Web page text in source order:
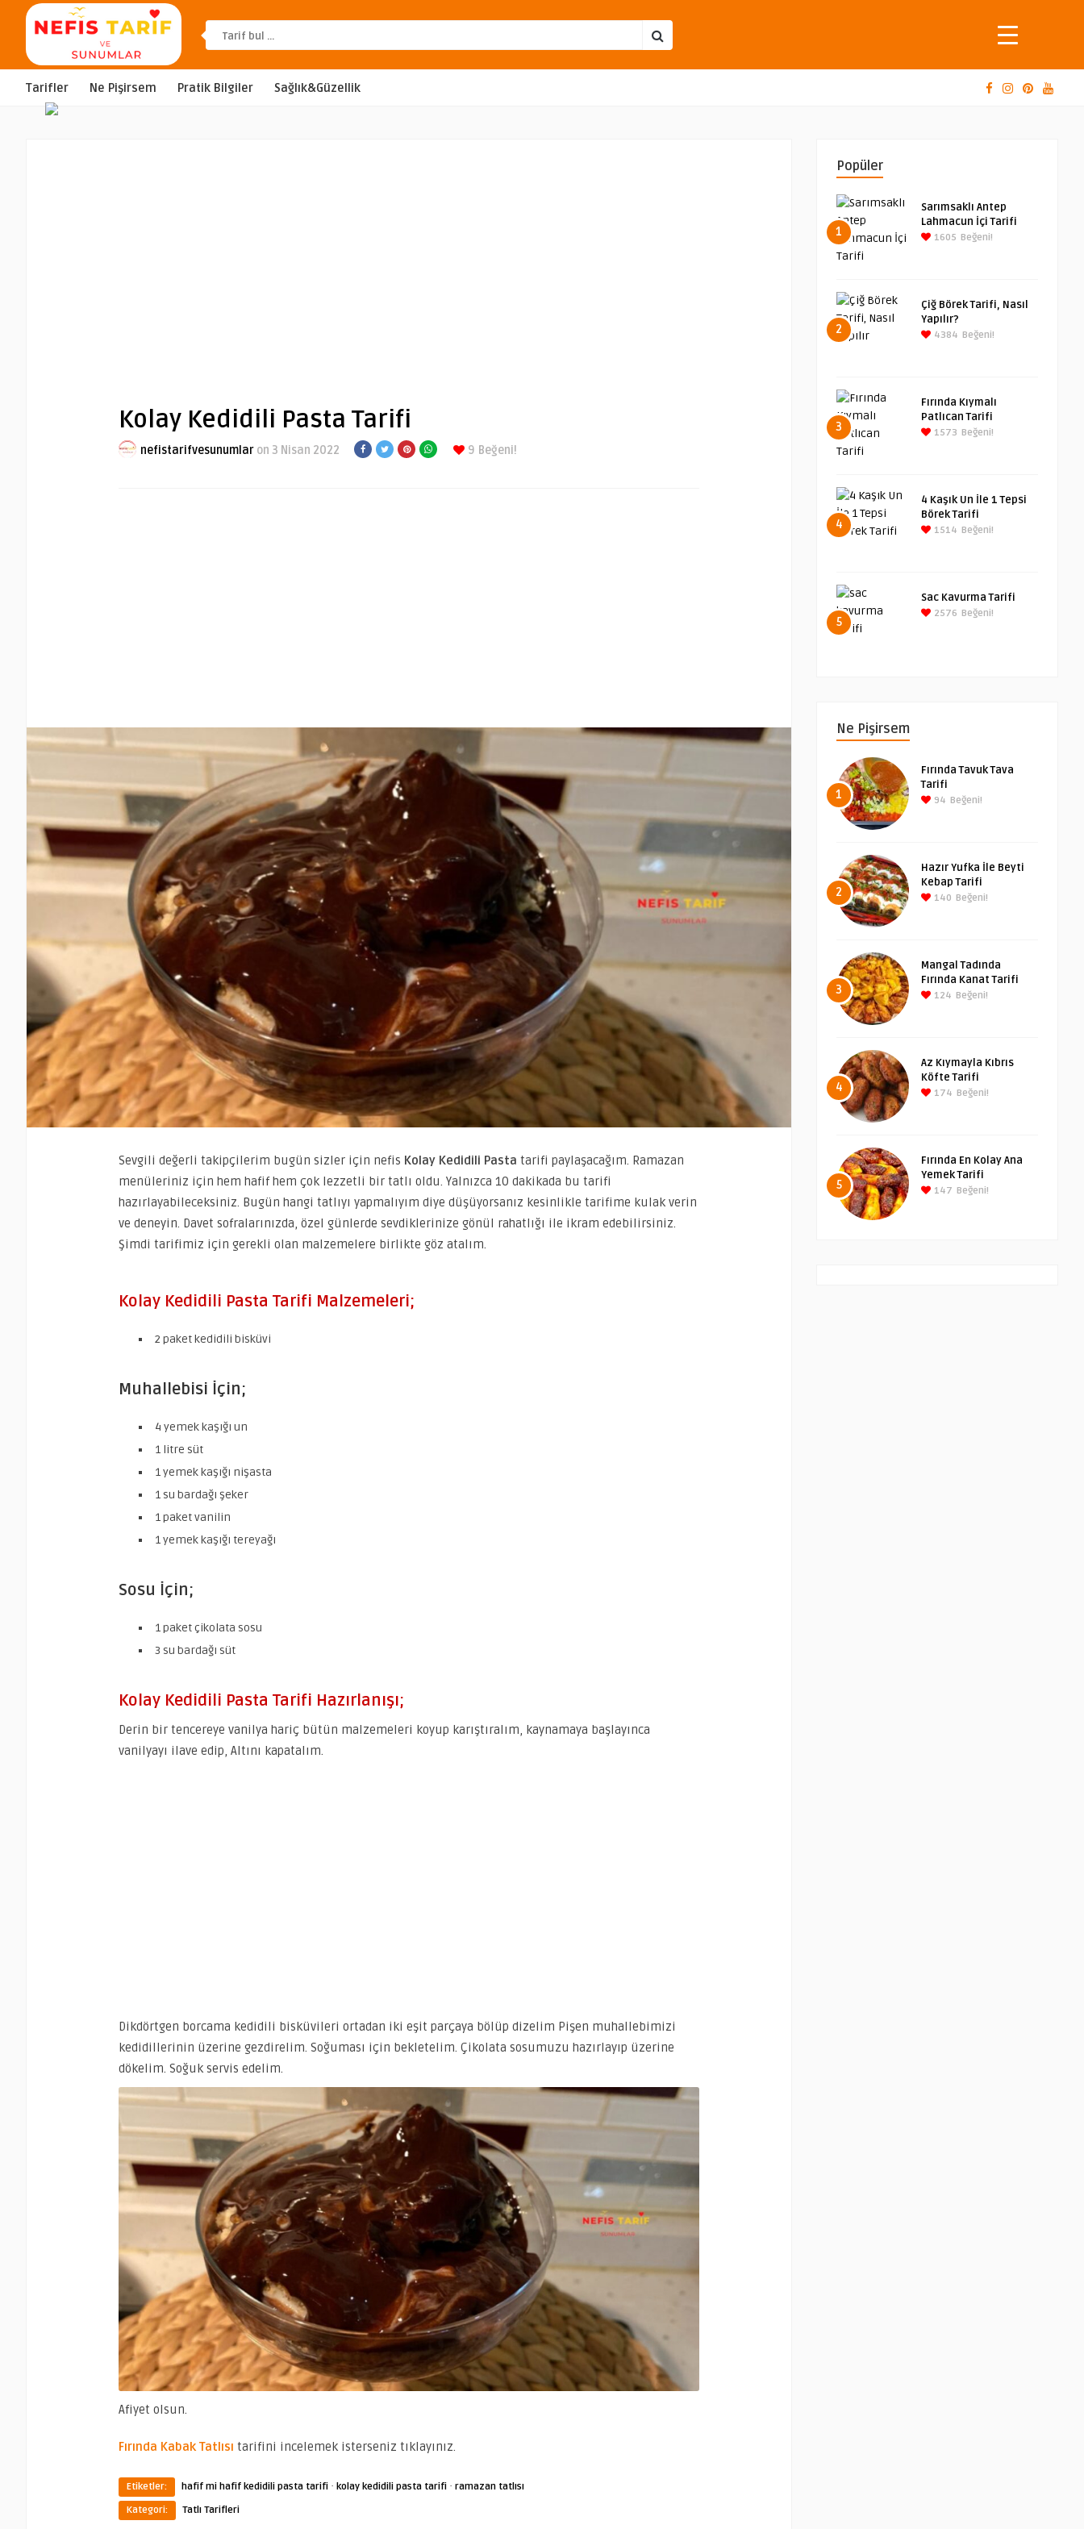
Tarifler Ne Pişirsem Pratik Bilgiler Sağlık&Güzellik
Kolay Kedidili Pasta Tarifi
nefistarifvesunumlar on 3 Nisan 2022 9 Beğeni!
Sevgili değerli takipçilerim bugün sizler için nefis Kolay Kedidili Pasta tarifi paylaşacağım. Ramazan
menüleriniz için hem hafif hem çok lezzetli bir tatlı oldu. Yalnızca 10 dakikada bu tarifi
hazırlayabileceksiniz. Bugün hangi tatlıyı yapmalıyım diye düşüyorsanız kesinlikle tarifime kulak verin
ve deneyin. Davet sofralarınızda, özel günlerde sevdiklerinize gönül rahatlığı ile ikram edebilirsiniz.
Şimdi tarifimiz için gerekli olan malzemelere birlikte göz atalım.
Kolay Kedidili Pasta Tarifi Malzemeleri;
2 paket kedidili bisküvi
Muhallebisi İçin;
4 yemek kaşığı un
1 litre süt
1 yemek kaşığı nişasta
1 su bardağı şeker
1 paket vanilin
1 yemek kaşığı tereyağı
Sosu İçin;
1 paket çikolata sosu
3 su bardağı süt
Kolay Kedidili Pasta Tarifi Hazırlanışı;
Derin bir tencereye vanilya hariç bütün malzemeleri koyup karıştıralım, kaynamaya başlayınca
vanilyayı ilave edip, Altını kapatalım.
Dikdörtgen borcama kedidili bisküvileri ortadan iki eşit parçaya bölüp dizelim Pişen muhallebimizi
kedidillerinin üzerine gezdirelim. Soğuması için bekletelim. Çikolata sosumuzu hazırlayıp üzerine
dökelim. Soğuk servis edelim.
Afiyet olsun.
Fırında Kabak Tatlısı tarifini incelemek isterseniz tıklayınız.
Etiketler: hafif mi hafif kedidili pasta tarifi · kolay kedidili pasta tarifi · ramazan tatlısı
Kategori:
Tatlı Tarifleri
Popüler
1
Sarımsaklı Antep
Lahmacun İçi Tarifi
1605 Beğeni!
2
Çiğ Börek Tarifi, Nasıl
Yapılır?
4384 Beğeni!
3
Fırında Kıymalı
Patlıcan Tarifi
1573 Beğeni!
4
4 Kaşık Un İle 1 Tepsi
Börek Tarifi
1514 Beğeni!
5
Sac Kavurma Tarifi
2576 Beğeni!
Ne Pişirsem
1
Fırında Tavuk Tava
Tarifi
94 Beğeni!
2
Hazır Yufka İle Beyti
Kebap Tarifi
140 Beğeni!
3
Mangal Tadında
Fırında Kanat Tarifi
124 Beğeni!
4
Az Kıymayla Kıbrıs
Köfte Tarifi
174 Beğeni!
5
Fırında En Kolay Ana
Yemek Tarifi
147 Beğeni!